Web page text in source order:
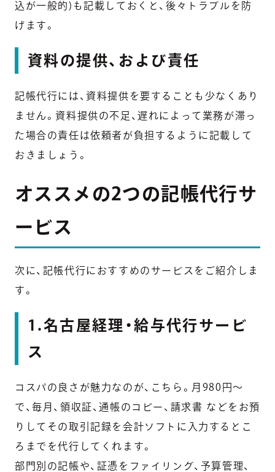
込が一般的)も記載しておくと、後々トラブルを防
げます。
資料の提供、および責任
記帳代行には、資料提供を要することも少なくあり
ません。資料提供の不足、遅れによって業務が滞っ
た場合の責任は依頼者が負担するように記載して
おきましょう。
オススメの2つの記帳代行サ
ービス
次に、記帳代行におすすめのサービスをご紹介しま
す。
1.名古屋経理・給与代行サービ
ス
コスパの良さが魅力なのが、こちら。月980円～
で、毎月、領収証、通帳のコピー、請求書 などをお預
りしてその取引記録を会計ソフトに入力するとこ
ろまでを代行してくれます。
部門別の記帳や、証憑をファイリング、予算管理、